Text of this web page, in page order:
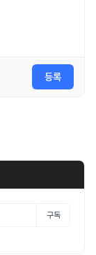
등록
구독